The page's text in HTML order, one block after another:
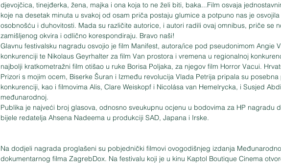
djevojčica, tinejđerka, žena, majka i ona koja to ne želi biti, baka...Film osvaja
koje na desetak minuta u svakoj od osam priča postaju glumice a potpuno nas je
osobnošću i duhovitosti. Mada su različite autorice, i autori radili ovaj omnibus, priče se
zamišljenog okvira i odlično korespondiraju. Bravo naši!
Glavnu festivalsku nagradu osvojio je film Manifest, autora/ice pod pseudonimom Angie
konkurenciji te Nikolaus Geyrhalter za film Van prostora i vremena u regionalnoj
najbolji kratkometražni film otišao u ruke Borisa Poljaka, za njegov film Horror Vacui.
Prizori s mojim ocem, Biserke Šuran i Između revolucija Vlada Petrija pripala su
konkurenciji, kao i filmovima Alis, Clare Weiskopf i Nicolása van Hemelrycka, i Susjed
međunarodnoj.
Publika je najveći broj glasova, odnosno sveukupnu ocjenu u bodovima za HP nagradu
bijele redatelja Ahsena Nadeema u produkciji SAD, Japana i Irske.
Na dodjeli nagrada proglašeni su pobjednički filmovi ovogodišnjeg izdanja
dokumentarnog filma ZagrebDox. Na festivalu koji je u kinu Kaptol Boutique Cinema